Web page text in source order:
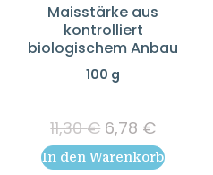
Maisstärke aus
kontrolliert
biologischem Anbau
100 g
11,30€ Ursprünglicher
Preis
war:
6,78 €Aktueller
Preis
ist:
In den Warenkorb